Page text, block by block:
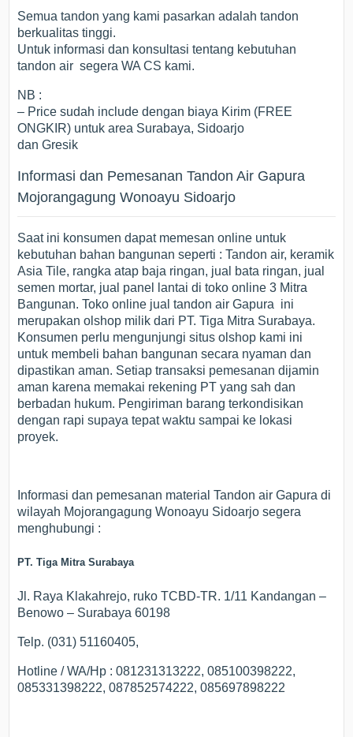
Semua tandon yang kami pasarkan adalah tandon
berkualitas tinggi.
Untuk informasi dan konsultasi tentang kebutuhan
tandon air segera WA CS kami.
NB :
– Price sudah include dengan biaya Kirim (FREE
ONGKIR) untuk area Surabaya, Sidoarjo
dan Gresik
Informasi dan Pemesanan Tandon Air Gapura
Mojorangagung Wonoayu Sidoarjo
Saat ini konsumen dapat memesan online untuk
kebutuhan bahan bangunan seperti : Tandon air, keramik
Asia Tile, rangka atap baja ringan, jual bata ringan, jual
semen mortar, jual panel lantai di toko online 3 Mitra
Bangunan. Toko online jual tandon air Gapura ini
merupakan olshop milik dari PT. Tiga Mitra Surabaya.
Konsumen perlu mengunjungi situs olshop kami ini
untuk membeli bahan bangunan secara nyaman dan
dipastikan aman. Setiap transaksi pemesanan dijamin
aman karena memakai rekening PT yang sah dan
berbadan hukum. Pengiriman barang terkondisikan
dengan rapi supaya tepat waktu sampai ke lokasi
proyek.
Informasi dan pemesanan material Tandon air Gapura di
wilayah Mojorangagung Wonoayu Sidoarjo segera
menghubungi :
PT. Tiga Mitra Surabaya
Jl. Raya Klakahrejo, ruko TCBD-TR. 1/11 Kandangan –
Benowo – Surabaya 60198
Telp. (031) 51160405,
Hotline / WA/Hp : 081231313222, 085100398222,
085331398222, 087852574222, 085697898222